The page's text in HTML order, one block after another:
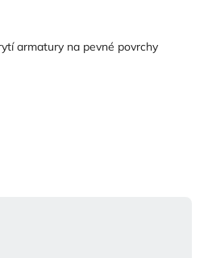
armatury na pevné povrchy